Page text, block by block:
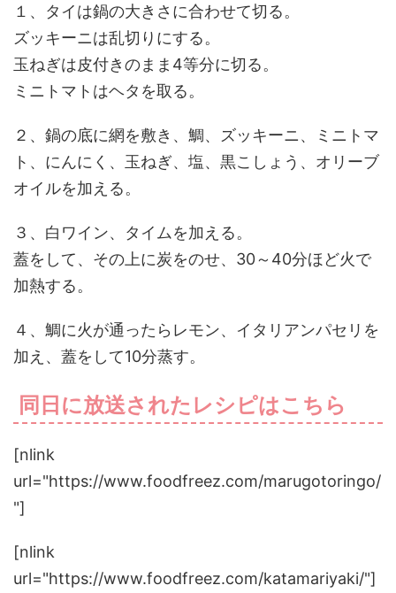
１、タイは鍋の大きさに合わせて切る。
ズッキーニは乱切りにする。
玉ねぎは皮付きのまま4等分に切る。
ミニトマトはヘタを取る。
２、鍋の底に網を敷き、鯛、ズッキーニ、ミニトマ
ト、にんにく、玉ねぎ、塩、黒こしょう、オリーブ
オイルを加える。
３、白ワイン、タイムを加える。
蓋をして、その上に炭をのせ、30～40分ほど火で
加熱する。
４、鯛に火が通ったらレモン、イタリアンパセリを
加え、蓋をして10分蒸す。
同日に放送されたレシピはこちら
[nlink
url="https://www.foodfreez.com/marugotoringo/
"]
[nlink
url="https://www.foodfreez.com/katamariyaki/"]